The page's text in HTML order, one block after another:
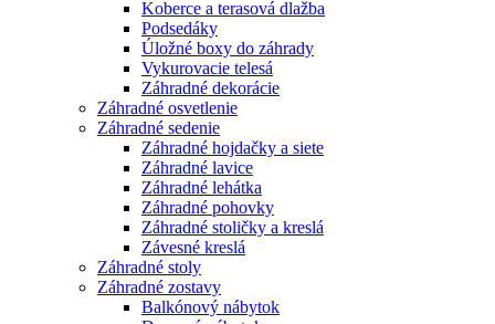
Koberce a terasová dlažba
Podsedáky
Úložné boxy do záhrady
Vykurovacie telesá
Záhradné dekorácie
Záhradné osvetlenie
Záhradné sedenie
Záhradné hojdačky a siete
Záhradné lavice
Záhradné lehátka
Záhradné pohovky
Záhradné stoličky a kreslá
Závesné kreslá
Záhradné stoly
Záhradné zostavy
Balkónový nábytok